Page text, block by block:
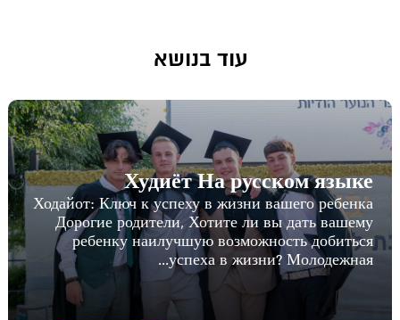
עוד בנושא
Худиёт На русском языке
Ходайот: Ключ к успеху в жизни вашего ребенка
Дорогие родители, Хотите ли вы дать вашему
ребенку наилучшую возможность добиться
успеха в жизни? Молодежная...